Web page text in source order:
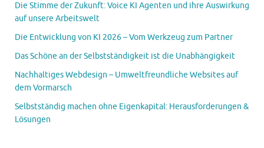
Die Stimme der Zukunft: Voice KI Agenten und ihre Auswirkung
auf unsere Arbeitswelt
Die Entwicklung von KI 2026 – Vom Werkzeug zum Partner
Das Schöne an der Selbstständigkeit ist die Unabhängigkeit
Nachhaltiges Webdesign – Umweltfreundliche Websites auf
dem Vormarsch
Selbstständig machen ohne Eigenkapital: Herausforderungen &
Lösungen